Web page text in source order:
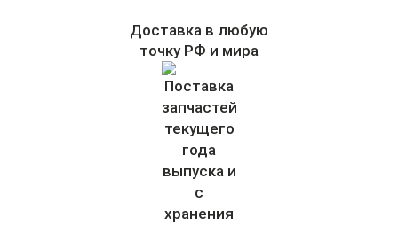
Доставка в любую
точку РФ и мира